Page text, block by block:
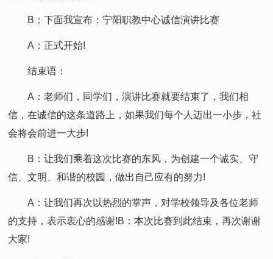
B：下面我宣布：宁阳职教中心诚信演讲比赛
A：正式开始!
结束语：
A：老师们，同学们，演讲比赛就要结束了，我们相
信，在诚信的这条道路上，如果我们每个人迈出一小步，社
会将会前进一大步!
B：让我们乘着这次比赛的东风，为创建一个诚实、守
信、文明、和谐的校园，做出自己应有的努力!
A：让我们再次以热烈的掌声，对学校领导及各位老师
的支持，表示衷心的感谢!B：本次比赛到此结束，再次谢谢
大家!